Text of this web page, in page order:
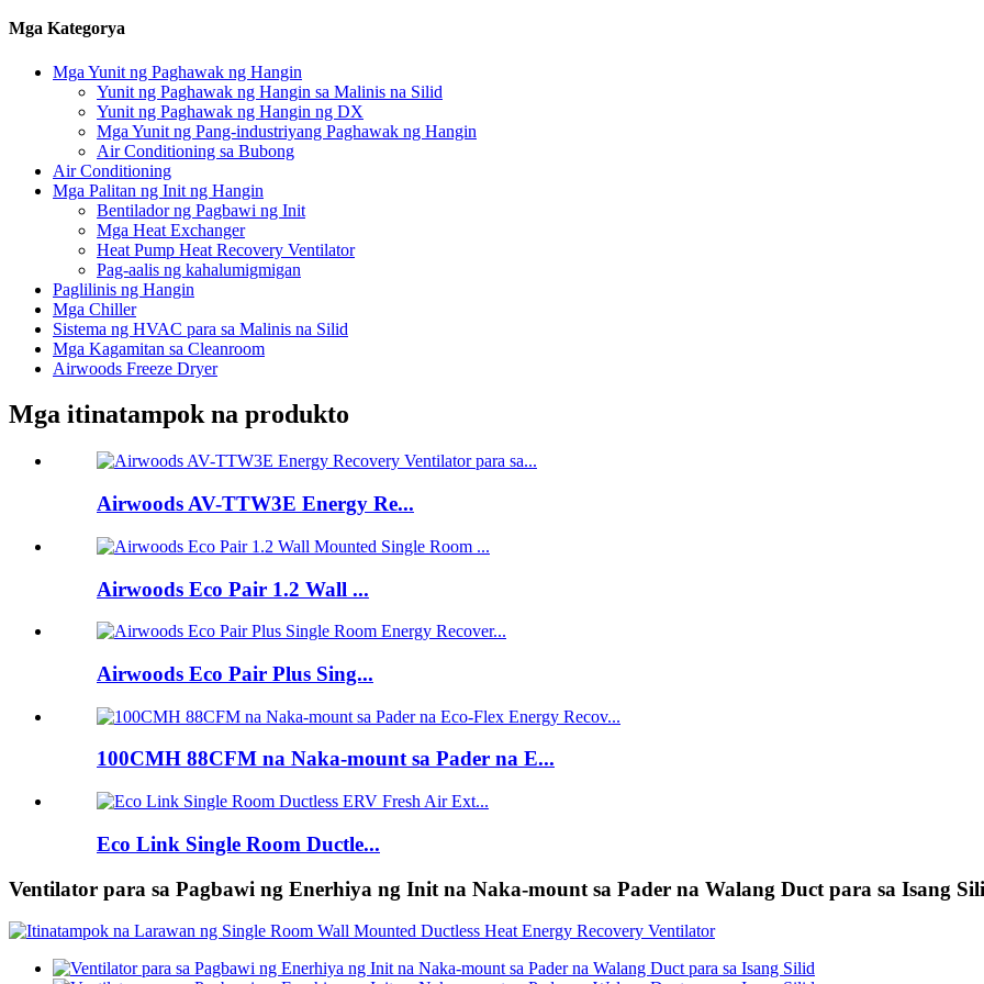
Mga Kategorya
Mga Yunit ng Paghawak ng Hangin
Yunit ng Paghawak ng Hangin sa Malinis na Silid
Yunit ng Paghawak ng Hangin ng DX
Mga Yunit ng Pang-industriyang Paghawak ng Hangin
Air Conditioning sa Bubong
Air Conditioning
Mga Palitan ng Init ng Hangin
Bentilador ng Pagbawi ng Init
Mga Heat Exchanger
Heat Pump Heat Recovery Ventilator
Pag-aalis ng kahalumigmigan
Paglilinis ng Hangin
Mga Chiller
Sistema ng HVAC para sa Malinis na Silid
Mga Kagamitan sa Cleanroom
Airwoods Freeze Dryer
Mga itinatampok na produkto
Airwoods AV-TTW3E Energy Re...
Airwoods Eco Pair 1.2 Wall ...
Airwoods Eco Pair Plus Sing...
100CMH 88CFM na Naka-mount sa Pader na E...
Eco Link Single Room Ductle...
Ventilator para sa Pagbawi ng Enerhiya ng Init na Naka-mount sa Pader na Walang Duct para sa Isang